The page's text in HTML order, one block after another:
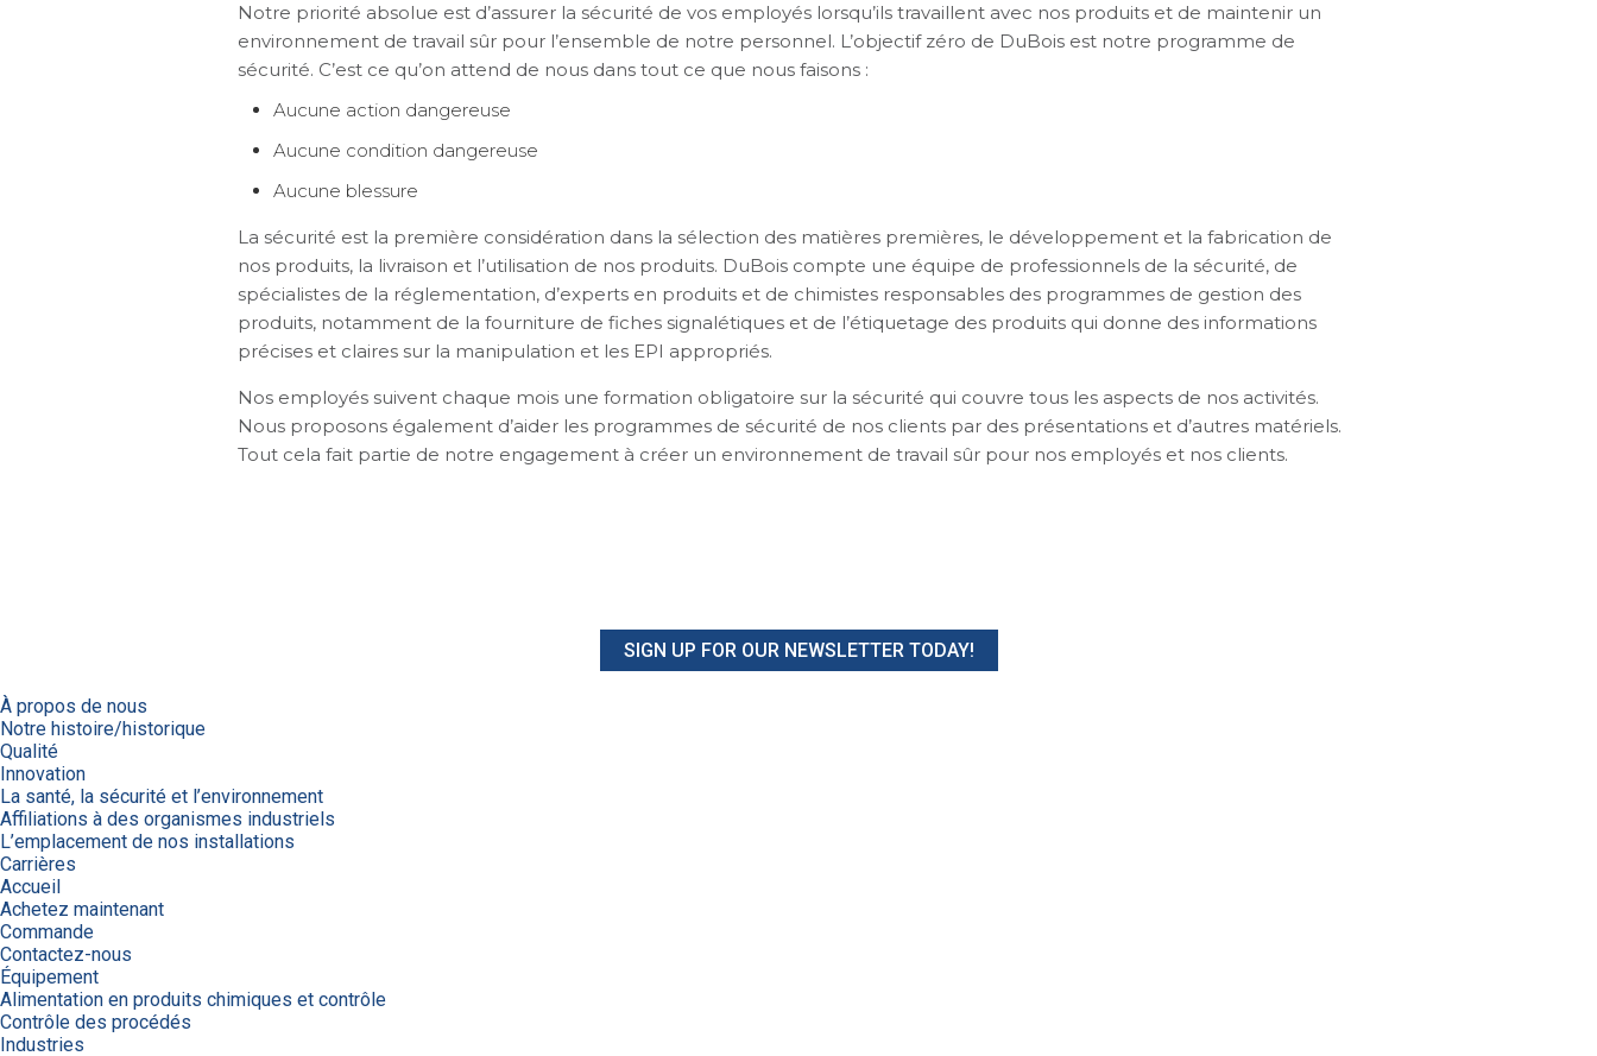
Notre priorité absolue est d’assurer la sécurité de vos employés lorsqu’ils travaillent avec nos produits et de maintenir un
environnement de travail sûr pour l’ensemble de notre personnel. L’objectif zéro de DuBois est notre programme de
sécurité. C’est ce qu’on attend de nous dans tout ce que nous faisons :
Aucune action dangereuse
Aucune condition dangereuse
Aucune blessure
La sécurité est la première considération dans la sélection des matières premières, le développement et la fabrication de
nos produits, la livraison et l’utilisation de nos produits. DuBois compte une équipe de professionnels de la sécurité, de
spécialistes de la réglementation, d’experts en produits et de chimistes responsables des programmes de gestion des
produits, notamment de la fourniture de fiches signalétiques et de l’étiquetage des produits qui donne des informations
précises et claires sur la manipulation et les EPI appropriés.
Nos employés suivent chaque mois une formation obligatoire sur la sécurité qui couvre tous les aspects de nos activités.
Nous proposons également d’aider les programmes de sécurité de nos clients par des présentations et d’autres matériels.
Tout cela fait partie de notre engagement à créer un environnement de travail sûr pour nos employés et nos clients.
SIGN UP FOR OUR NEWSLETTER TODAY!
À propos de nous
Notre histoire/historique
Qualité
Innovation
La santé, la sécurité et l’environnement
Affiliations à des organismes industriels
L’emplacement de nos installations
Carrières
Accueil
Achetez maintenant
Commande
Contactez-nous
Équipement
Alimentation en produits chimiques et contrôle
Contrôle des procédés
Industries